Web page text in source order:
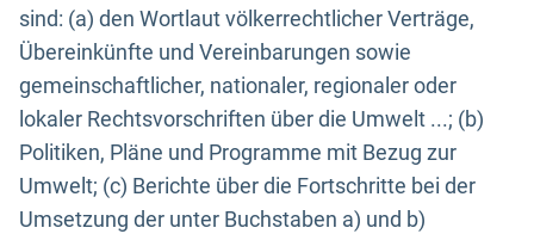
sind: (a) den Wortlaut völkerrechtlicher Verträge,
Übereinkünfte und Vereinbarungen sowie
gemeinschaftlicher, nationaler, regionaler oder
lokaler Rechtsvorschriften über die Umwelt ...; (b)
Politiken, Pläne und Programme mit Bezug zur
Umwelt; (c) Berichte über die Fortschritte bei der
Umsetzung der unter Buchstaben a) und b)